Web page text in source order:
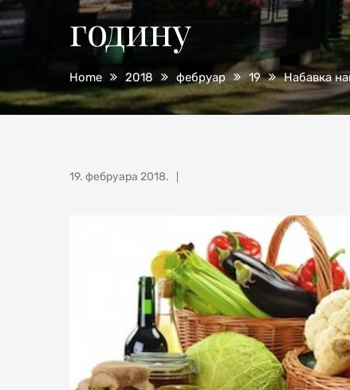
годину
Home 2018 фебруар 19 Набавка
Posted
19. фебруара 2018.